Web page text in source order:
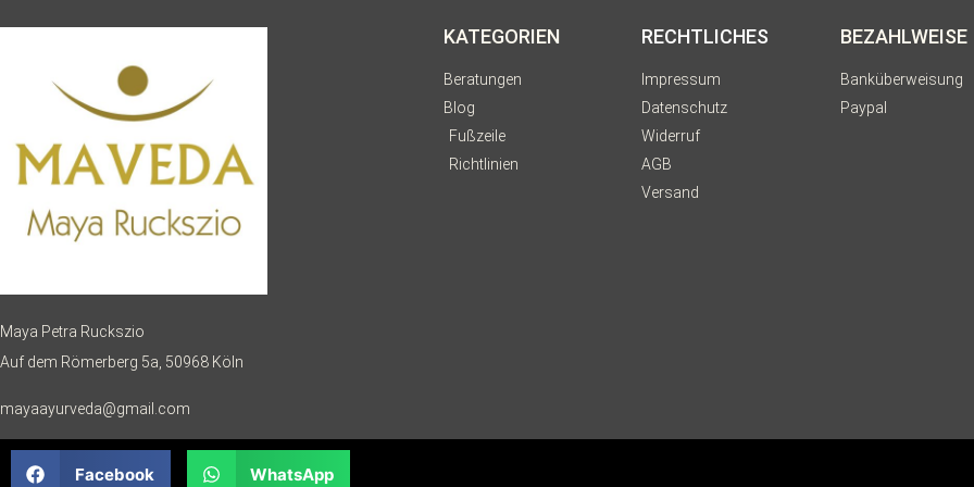
Maya Petra Ruckszio
Auf dem Römerberg 5a, 50968 Köln
mayaayurveda@gmail.com
KATEGORIEN
Beratungen
Blog
Fußzeile
Richtlinien
RECHTLICHES
Impressum
Datenschutz
Widerruf
AGB
Versand
BEZAHLWEISE
Banküberweisung
Paypal
Facebook WhatsApp